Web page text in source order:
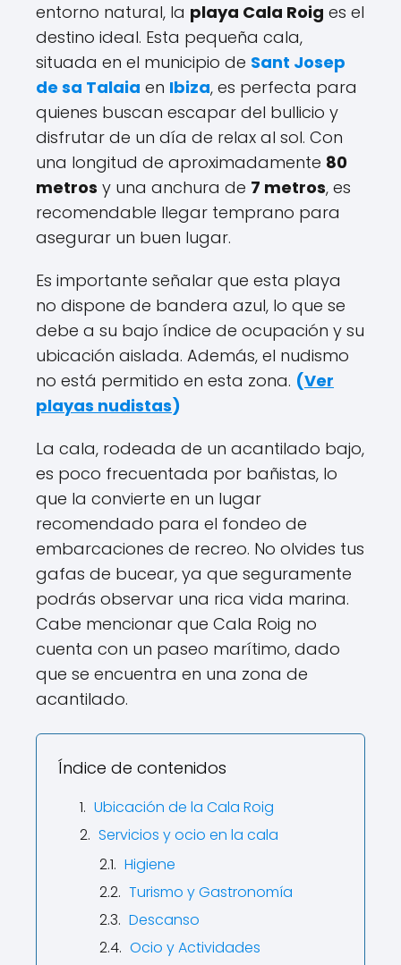
entorno natural, la playa Cala Roig es el
destino ideal. Esta pequeña cala,
situada en el municipio de Sant Josep
de sa Talaia en Ibiza, es perfecta para
quienes buscan escapar del bullicio y
disfrutar de un día de relax al sol. Con
una longitud de aproximadamente 80
metros y una anchura de 7 metros, es
recomendable llegar temprano para
asegurar un buen lugar.
Es importante señalar que esta playa
no dispone de bandera azul, lo que se
debe a su bajo índice de ocupación y su
ubicación aislada. Además, el nudismo
no está permitido en esta zona. (Ver
playas nudistas)
La cala, rodeada de un acantilado bajo,
es poco frecuentada por bañistas, lo
que la convierte en un lugar
recomendado para el fondeo de
embarcaciones de recreo. No olvides tus
gafas de bucear, ya que seguramente
podrás observar una rica vida marina.
Cabe mencionar que Cala Roig no
cuenta con un paseo marítimo, dado
que se encuentra en una zona de
acantilado.
Índice de contenidos
Ubicación de la Cala Roig
Servicios y ocio en la cala
Higiene
Turismo y Gastronomía
Descanso
Ocio y Actividades